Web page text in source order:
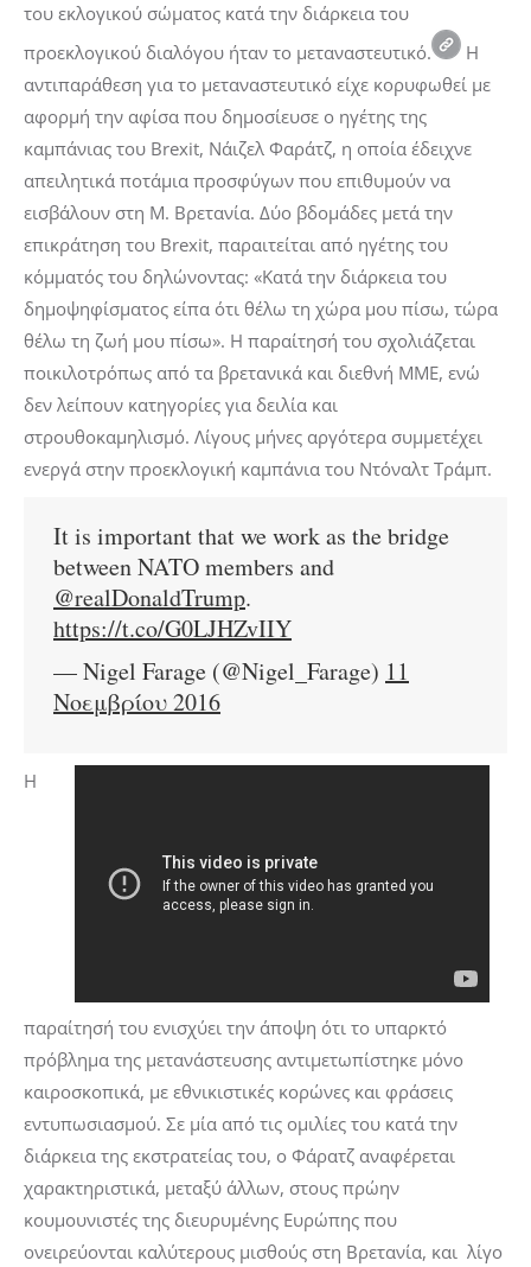
του εκλογικού σώματος κατά την διάρκεια του
προεκλογικού διαλόγου ήταν το μεταναστευτικό.
Η
αντιπαράθεση για το μεταναστευτικό είχε κορυφωθεί με
αφορμή την αφίσα που δημοσίευσε ο ηγέτης της
καμπάνιας του Brexit, Νάιζελ Φαράτζ, η οποία έδειχνε
απειλητικά ποτάμια προσφύγων που επιθυμούν να
εισβάλουν στη Μ. Βρετανία. Δύο βδομάδες μετά την
επικράτηση του Brexit, παραιτείται από ηγέτης του
κόμματός του δηλώνοντας: «Κατά την διάρκεια του
δημοψηφίσματος είπα ότι θέλω τη χώρα μου πίσω, τώρα
θέλω τη ζωή μου πίσω». Η παραίτησή του σχολιάζεται
ποικιλοτρόπως από τα βρετανικά και διεθνή ΜΜΕ, ενώ
δεν λείπουν κατηγορίες για δειλία και
στρουθοκαμηλισμό. Λίγους μήνες αργότερα συμμετέχει
ενεργά στην προεκλογική καμπάνια του Ντόναλτ Τράμπ.
It is important that we work as the bridge
between NATO members and
@realDonaldTrump.
https://t.co/G0LJHZvIIY
— Nigel Farage (@Nigel_Farage) 11
Νοεμβρίου 2016
Η
παραίτησή του ενισχύει την άποψη ότι το υπαρκτό
πρόβλημα της μετανάστευσης αντιμετωπίστηκε μόνο
καιροσκοπικά, με εθνικιστικές κορώνες και φράσεις
εντυπωσιασμού. Σε μία από τις ομιλίες του κατά την
διάρκεια της εκστρατείας του, ο Φάρατζ αναφέρεται
χαρακτηριστικά, μεταξύ άλλων, στους πρώην
κουμουνιστές της διευρυμένης Ευρώπης που
ονειρεύονται καλύτερους μισθούς στη Βρετανία, και λίγο